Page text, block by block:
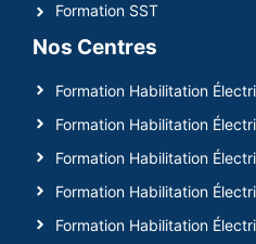
Formation SST
Nos Centres
Formation Habilitation
Formation Habilitation
Formation Habilitation
Formation Habilitation
Formation Habilitation